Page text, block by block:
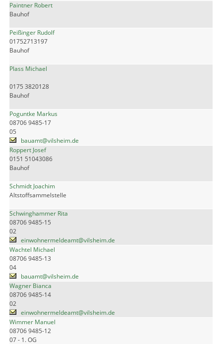
Paintner Robert
Bauhof
Peißinger Rudolf
01752713197
Bauhof
Plass Michael
0175 3820128
Bauhof
Poguntke Markus
08706 9485-17
05
bauamt@vilsheim.de
Roppert Josef
0151 51043086
Bauhof
Schmidt Joachim
Altstoffsammelstelle
Schwinghammer Rita
08706 9485-15
02
einwohnermeldeamt@vilsheim.de
Wachtel Michael
08706 9485-13
04
bauamt@vilsheim.de
Wagner Bianca
08706 9485-14
02
einwohnermeldeamt@vilsheim.de
Wimmer Manuel
08706 9485-12
07 - 1. OG